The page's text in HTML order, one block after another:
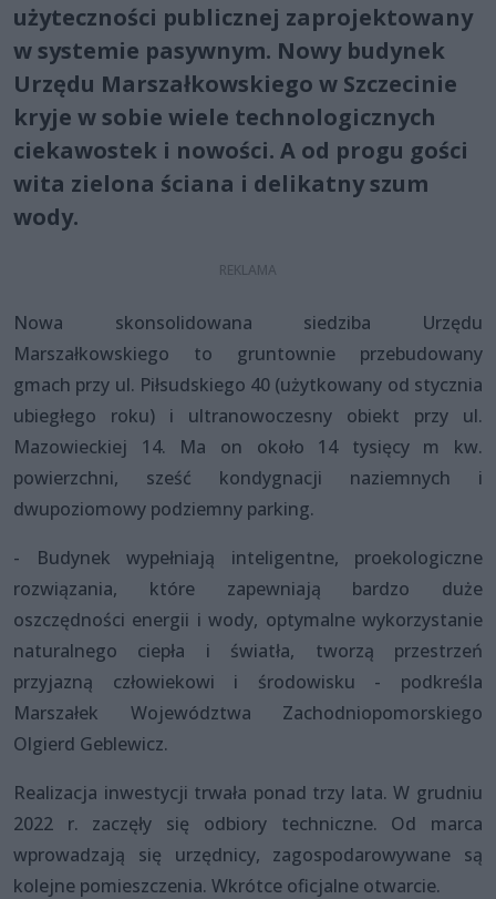
użyteczności publicznej zaprojektowany
w systemie pasywnym. Nowy budynek
Urzędu Marszałkowskiego w Szczecinie
kryje w sobie wiele technologicznych
ciekawostek i nowości. A od progu gości
wita zielona ściana i delikatny szum
wody.
Nowa skonsolidowana siedziba Urzędu
Marszałkowskiego to gruntownie przebudowany
gmach przy ul. Piłsudskiego 40 (użytkowany od stycznia
ubiegłego roku) i ultranowoczesny obiekt przy ul.
Mazowieckiej 14. Ma on około 14 tysięcy m kw.
powierzchni, sześć kondygnacji naziemnych i
dwupoziomowy podziemny parking.
- Budynek wypełniają inteligentne, proekologiczne
rozwiązania, które zapewniają bardzo duże
oszczędności energii i wody, optymalne wykorzystanie
naturalnego ciepła i światła, tworzą przestrzeń
przyjazną człowiekowi i środowisku - podkreśla
Marszałek Województwa Zachodniopomorskiego
Olgierd Geblewicz.
Realizacja inwestycji trwała ponad trzy lata. W grudniu
2022 r. zaczęły się odbiory techniczne. Od marca
wprowadzają się urzędnicy, zagospodarowywane są
kolejne pomieszczenia. Wkrótce oficjalne otwarcie.